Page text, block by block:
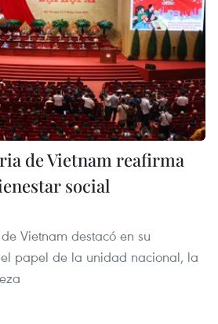
de Vietnam reafirma
social
Vietnam destacó en su
el papel de la unidad nacional, la